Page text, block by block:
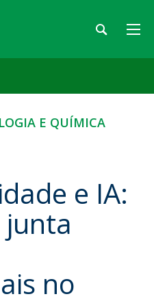
E QUÍMICA
e IA:
junta
no